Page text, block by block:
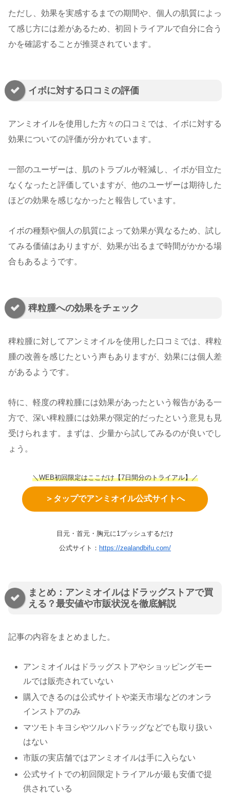
ただし、効果を実感するまでの期間や、個人の肌質によっ
て感じ方には差があるため、初回トライアルで自分に合う
かを確認することが推奨されています。
イボに対する口コミの評価
アンミオイルを使用した方々の口コミでは、イボに対する
効果についての評価が分かれています。
一部のユーザーは、肌のトラブルが軽減し、イボが目立た
なくなったと評価していますが、他のユーザーは期待した
ほどの効果を感じなかったと報告しています。
イボの種類や個人の肌質によって効果が異なるため、試し
てみる価値はありますが、効果が出るまで時間がかかる場
合もあるようです。
稗粒腫への効果をチェック
稗粒腫に対してアンミオイルを使用した口コミでは、稗粒
腫の改善を感じたという声もありますが、効果には個人差
があるようです。
特に、軽度の稗粒腫には効果があったという報告がある一
方で、深い稗粒腫には効果が限定的だったという意見も見
受けられます。まずは、少量から試してみるのが良いでし
ょう。
＼WEB初回限定はここだけ【7日間分のトライアル】／
＞タップでアンミオイル公式サイトへ
目元・首元・胸元に1プッシュするだけ
公式サイト： https://zealandbifu.com/
まとめ：アンミオイルはドラッグストアで買
える？最安値や市販状況を徹底解説
記事の内容をまとめました。
アンミオイルはドラッグストアやショッピングモー
ルでは販売されていない
購入できるのは公式サイトや楽天市場などのオンラ
インストアのみ
マツモトキヨシやツルハドラッグなどでも取り扱い
はない
市販の実店舗ではアンミオイルは手に入らない
公式サイトでの初回限定トライアルが最も安価で提
供されている